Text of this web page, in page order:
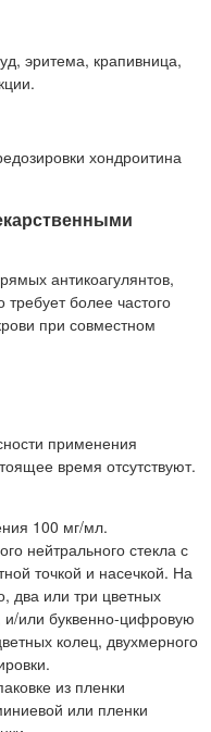
эритема, крапивница,
хондроитина
антикоагулянтов,
требует более частого
при совместном
применения
время отсутствуют.
100 мг/мл.
нейтрального стекла с
точкой и насечкой. На
два или три цветных
или буквенно-цифровую
колец, двухмерного
из пленки
или пленки